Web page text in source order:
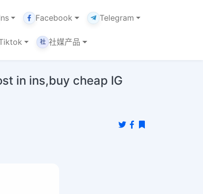
Facebook Telegram
社 社媒产品
in ins,buy cheap IG